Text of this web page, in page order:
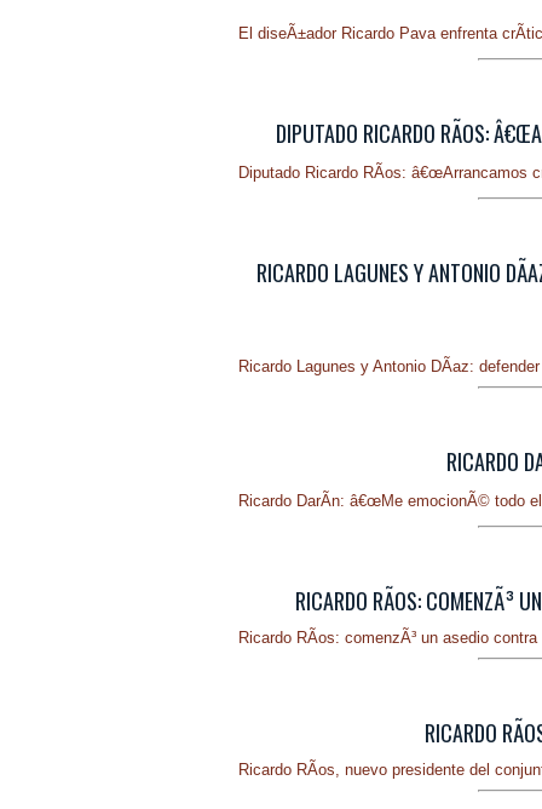
El diseÃ±ador Ricardo Pava enfrenta
DIPUTADO RICARDO RÃ­OS:
Diputado Ricardo RÃ­os: â€œArrancamos
RICARDO LAGUNES Y ANTONIO
Ricardo Lagunes y Antonio DÃ­az:
RICARDO
Ricardo DarÃ­n: â€œMe emocionÃ© todo el
RICARDO RÃ­OS: COMENZÃ³
Ricardo RÃ­os: comenzÃ³ un asedio
RICARDO
Ricardo RÃ­os, nuevo presidente del